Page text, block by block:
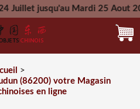
Mardi 25 Aout 2026 -
Mercredi 26 Aout 2026
>
(86200) votre Magasin
en ligne